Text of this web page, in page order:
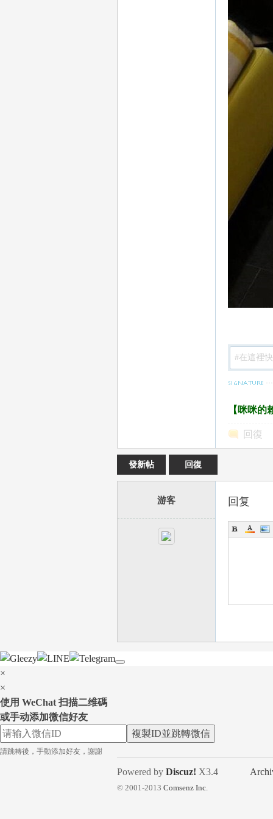
【咪咪
回復
發新帖 回復
游客 回复
×
×
使用 WeChat 扫描二维碼
或手动添加微信好友
複製ID並跳轉微信
請跳轉後，手動添加好友，謝謝
Powered by Discuz! X3.4
© 2001-2013 Comsenz Inc.